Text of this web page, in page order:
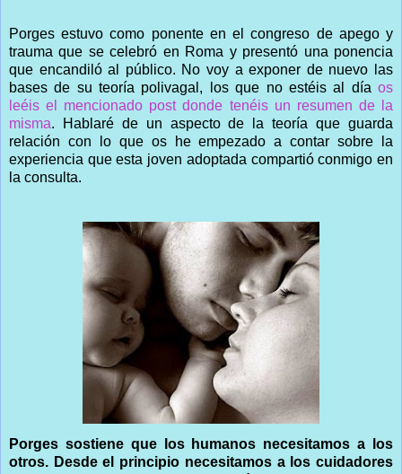
Porges estuvo como ponente en el congreso de apego y
trauma que se celebró en Roma y presentó una ponencia
que encandiló al público. No voy a exponer de nuevo las
bases de su teoría polivagal, los que no estéis al día os
leéis el mencionado post donde tenéis un resumen de la
misma. Hablaré de un aspecto de la teoría que guarda
relación con lo que os he empezado a contar sobre la
experiencia que esta joven adoptada compartió conmigo en
la consulta.
Porges sostiene que los humanos necesitamos a los
otros. Desde el principio necesitamos a los cuidadores